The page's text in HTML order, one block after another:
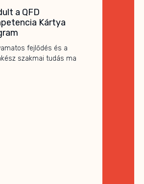
a QFD
Kártya
fejlődés és a
szakmai tudás ma